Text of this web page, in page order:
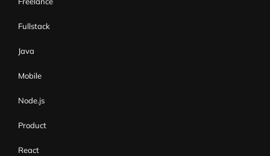
Fullstack
Java
Mobile
Node.js
Product
React